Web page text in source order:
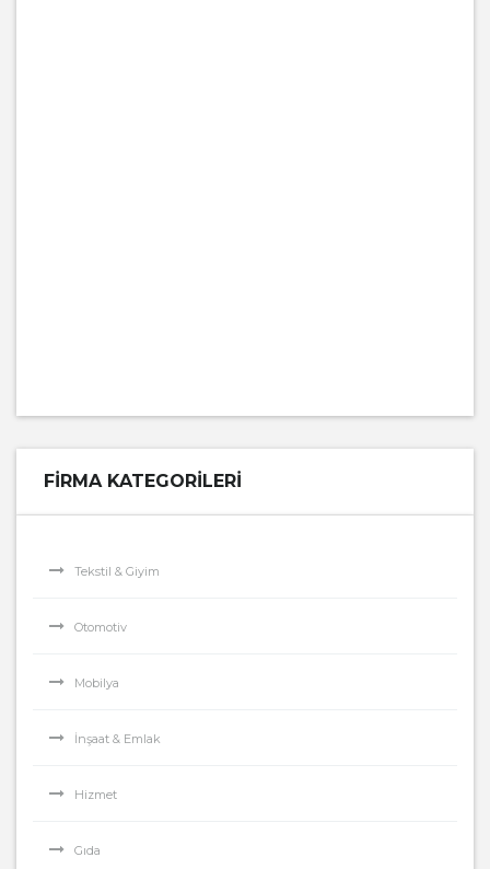
FIRMA KATEGORILERI
Tekstil & Giyim
Otomotiv
Mobilya
İnşaat & Emlak
Hizmet
Gıda